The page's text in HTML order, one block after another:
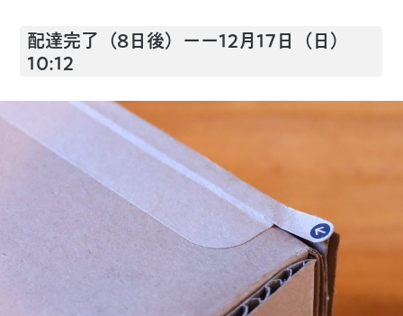
配達完了（8日後）ーー12月17日（日）
10:12